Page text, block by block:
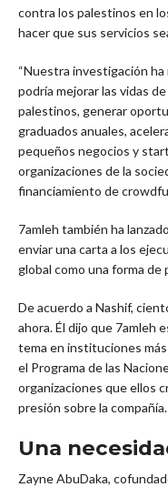
contra los palestinos en
hacer que sus servicios
“Nuestra investigación ha
podría mejorar las vidas
palestinos, generar
graduados anuales,
pequeños negocios y
organizaciones de la
financiamiento de
7amleh también ha
enviar una carta a los
global como una forma de
De acuerdo a Nashif,
ahora. Él dijo que 7amleh
tema en instituciones
el Programa de las
organizaciones que ellos
presión sobre la compañía.
Una
Zayne AbuDaka,